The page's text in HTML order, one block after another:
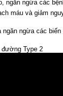
ngăn ngừa các
máu và giảm
ngừa các
đường Type 2